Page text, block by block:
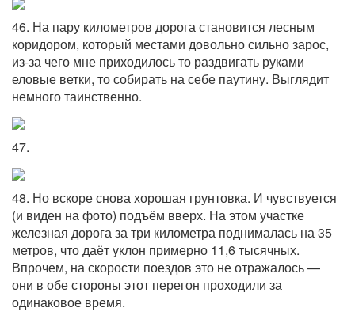
46. На пару километров дорога становится лесным
коридором, который местами довольно сильно зарос,
из-за чего мне приходилось то раздвигать руками
еловые ветки, то собирать на себе паутину. Выглядит
немного таинственно.
47.
48. Но вскоре снова хорошая грунтовка. И чувствуется
(и виден на фото) подъём вверх. На этом участке
железная дорога за три километра поднималась на 35
метров, что даёт уклон примерно 11,6 тысячных.
Впрочем, на скорости поездов это не отражалось —
они в обе стороны этот перегон проходили за
одинаковое время.